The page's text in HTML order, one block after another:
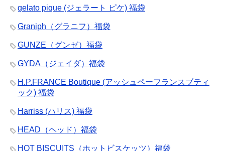
gelato pique (ジェラート ピケ) 福袋
Graniph（グラニフ）福袋
GUNZE（グンゼ）福袋
GYDA（ジェイダ）福袋
H.P.FRANCE Boutique (アッシュペーフランスブティ
ック) 福袋
Harriss (ハリス) 福袋
HEAD（ヘッド）福袋
HOT BISCUITS（ホットビスケッツ）福袋